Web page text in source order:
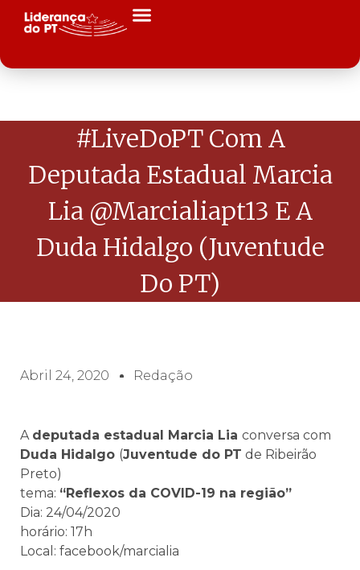
#LiveDoPT Com A
Deputada Estadual Marcia
Lia @marcialiapt13 E A
Duda Hidalgo (juventude
Do PT)
Abril 24, 2020 Redação
A deputada estadual Marcia Lia conversa com
Duda Hidalgo (Juventude do PT de Ribeirão
Preto)
tema: “Reflexos da COVID-19 na região”
Dia: 24/04/2020
horário: 17h
Local: facebook/marcialia